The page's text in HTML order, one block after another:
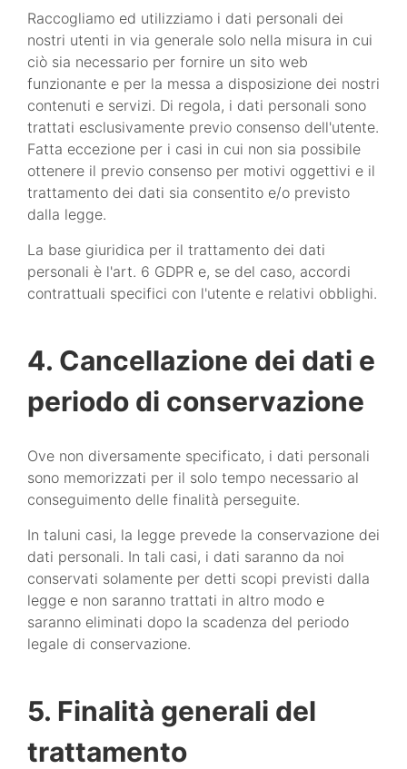
Raccogliamo ed utilizziamo i dati personali dei
nostri utenti in via generale solo nella misura in cui
ciò sia necessario per fornire un sito web
funzionante e per la messa a disposizione dei nostri
contenuti e servizi. Di regola, i dati personali sono
trattati esclusivamente previo consenso dell'utente.
Fatta eccezione per i casi in cui non sia possibile
ottenere il previo consenso per motivi oggettivi e il
trattamento dei dati sia consentito e/o previsto
dalla legge.
La base giuridica per il trattamento dei dati
personali è l'art. 6 GDPR e, se del caso, accordi
contrattuali specifici con l'utente e relativi obblighi.
4. Cancellazione dei dati e
periodo di conservazione
Ove non diversamente specificato, i dati personali
sono memorizzati per il solo tempo necessario al
conseguimento delle finalità perseguite.
In taluni casi, la legge prevede la conservazione dei
dati personali. In tali casi, i dati saranno da noi
conservati solamente per detti scopi previsti dalla
legge e non saranno trattati in altro modo e
saranno eliminati dopo la scadenza del periodo
legale di conservazione.
5. Finalità generali del
trattamento